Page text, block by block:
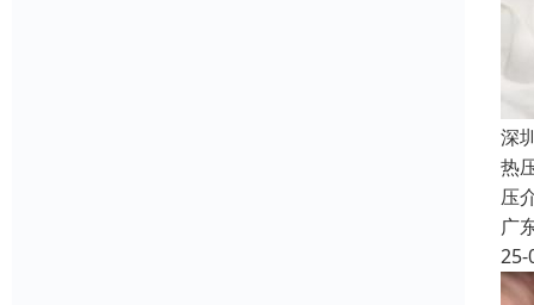
深
热
压
广
25-